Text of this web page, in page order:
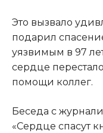
Это вызвало
подарил
уязвимым в 97
сердце
помощи коллег.
Беседа с
«Сердце спасут